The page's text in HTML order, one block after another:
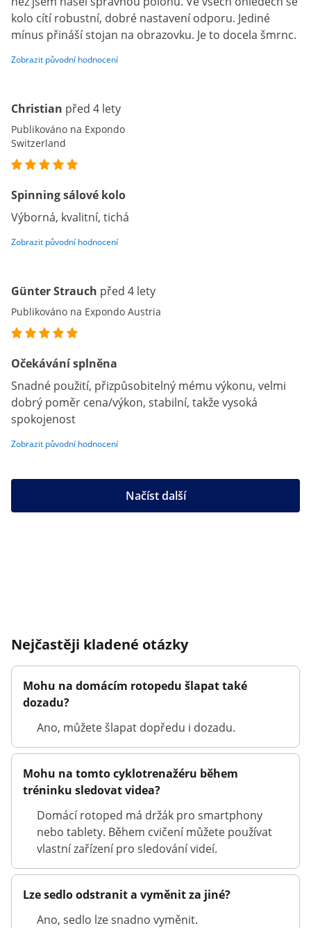
kolo cítí robustní, dobré nastavení odporu. Jediné
mínus přináší stojan na obrazovku. Je to docela šmrnc.
Zobrazit původní hodnocení
Christian před 4 lety
Publikováno na Expondo
Switzerland
Spinning sálové kolo
Výborná, kvalitní, tichá
Zobrazit původní hodnocení
Günter Strauch před 4 lety
Publikováno na Expondo Austria
Očekávání splněna
Snadné použití, přizpůsobitelný mému výkonu, velmi
dobrý poměr cena/výkon, stabilní, takže vysoká
spokojenost
Zobrazit původní hodnocení
Načíst další
Nejčastěji kladené otázky
Mohu na domácím rotopedu šlapat také
dozadu?
Ano, můžete šlapat dopředu i dozadu.
Mohu na tomto cyklotrenažéru během
tréninku sledovat videa?
Domácí rotoped má držák pro smartphony
nebo tablety. Během cvičení můžete používat
vlastní zařízení pro sledování videí.
Lze sedlo odstranit a vyměnit za jiné?
Ano, sedlo lze snadno vyměnit.